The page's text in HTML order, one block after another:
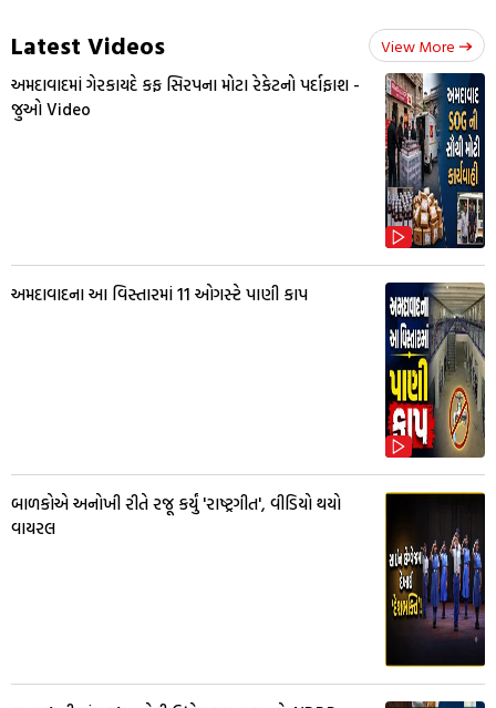
Latest Videos View More
અમદાવાદમાં ગેરકાયદે કફ સિરપના મોટા રેકેટનો પર્દાફાશ -
જુઓ Video
અમદાવાદના આ વિસ્તારમાં 11 ઓગસ્ટે પાણી કાપ
બાળકોએ અનોખી રીતે રજૂ કર્યું 'રાષ્ટ્રગીત', વીડિયો થયો
વાયરલ